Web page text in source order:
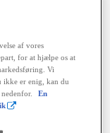
af vores
for at hjælpe os at
Vi
ikke er enig, kan du
En